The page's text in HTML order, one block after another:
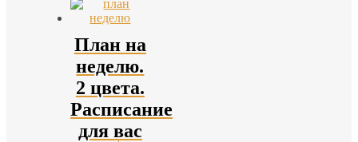
План на
неделю.
2 цвета.
Расписание
для вас